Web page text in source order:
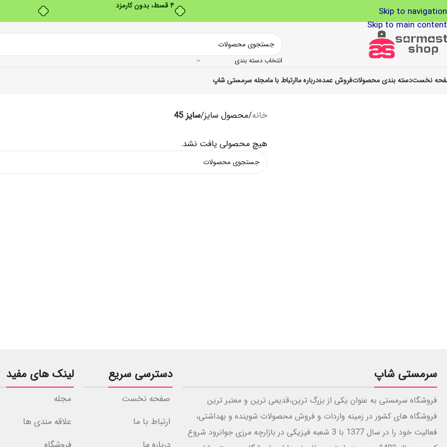
۴ قسط، بدون کارمزد
Skip to navigation
Skip to main content
انتخاب دسته بندی
نخستدسته بندی محصولاتفروش عمدهدرباره ماارتباط با مامجله سرمستی شاپ
خانه/محصول سایز/سایز 45
هیچ محصولی یافت نشد.
سرمستی شاپ
فروشگاه سرمستی به عنوان یکی از بزرگ ترین،قدیمی ترین و معتبر ترین
فروشگاه های کشور در زمینه واردات و فروش محصولات شوینده و بهداشتی،
فعالیت خود را در سال 1377 با 3 شعبه فیزیکی در بازارچه مرزی جوانرود شروع
دسترسی سریع
صفحه نخست
ارتباط با ما
لینک های مفید
مجله
علاقه مندی ها